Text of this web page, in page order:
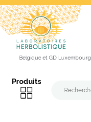
Belgique et GD Luxembourg
Produits